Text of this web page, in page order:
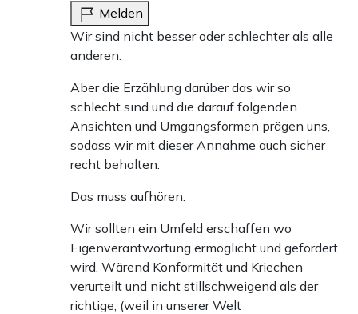
Melden
Wir sind nicht besser oder schlechter als alle
anderen.
Aber die Erzählung darüber das wir so
schlecht sind und die darauf folgenden
Ansichten und Umgangsformen prägen uns,
sodass wir mit dieser Annahme auch sicher
recht behalten.
Das muss aufhören.
Wir sollten ein Umfeld erschaffen wo
Eigenverantwortung ermöglicht und gefördert
wird. Wärend Konformität und Kriechen
verurteilt und nicht stillschweigend als der
richtige, (weil in unserer Welt